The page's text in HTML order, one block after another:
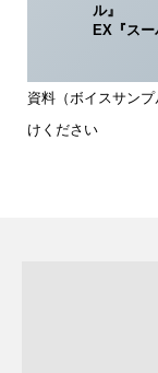
ル』
EX『ス
資料（ボイスサン
けください